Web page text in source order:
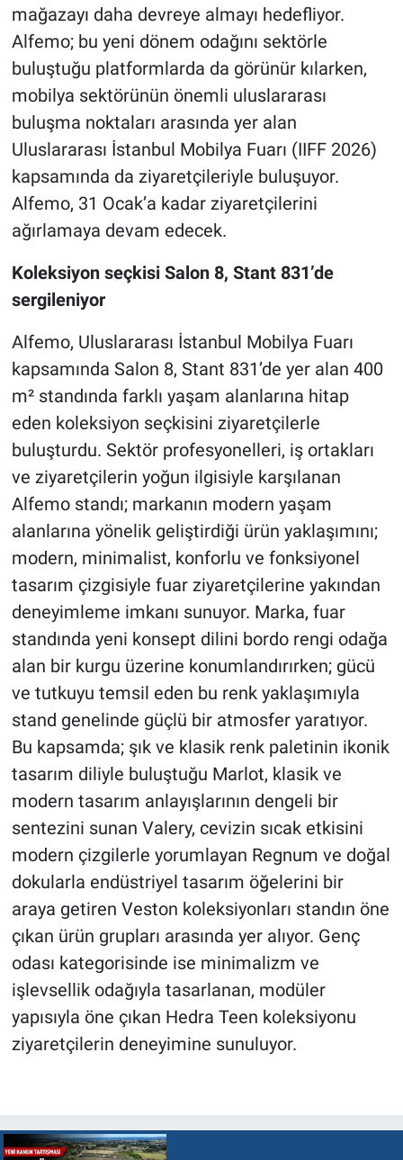
mağazayı daha devreye almayı hedefliyor.
Alfemo; bu yeni dönem odağını sektörle
buluştuğu platformlarda da görünür kılarken,
mobilya sektörünün önemli uluslararası
buluşma noktaları arasında yer alan
Uluslararası İstanbul Mobilya Fuarı (IIFF 2026)
kapsamında da ziyaretçileriyle buluşuyor.
Alfemo, 31 Ocak’a kadar ziyaretçilerini
ağırlamaya devam edecek.
Koleksiyon seçkisi Salon 8, Stant 831’de
sergileniyor
Alfemo, Uluslararası İstanbul Mobilya Fuarı
kapsamında Salon 8, Stant 831’de yer alan 400
m² standında farklı yaşam alanlarına hitap
eden koleksiyon seçkisini ziyaretçilerle
buluşturdu. Sektör profesyonelleri, iş ortakları
ve ziyaretçilerin yoğun ilgisiyle karşılanan
Alfemo standı; markanın modern yaşam
alanlarına yönelik geliştirdiği ürün yaklaşımını;
modern, minimalist, konforlu ve fonksiyonel
tasarım çizgisiyle fuar ziyaretçilerine yakından
deneyimleme imkanı sunuyor. Marka, fuar
standında yeni konsept dilini bordo rengi odağa
alan bir kurgu üzerine konumlandırırken; gücü
ve tutkuyu temsil eden bu renk yaklaşımıyla
stand genelinde güçlü bir atmosfer yaratıyor.
Bu kapsamda; şık ve klasik renk paletinin ikonik
tasarım diliyle buluştuğu Marlot, klasik ve
modern tasarım anlayışlarının dengeli bir
sentezini sunan Valery, cevizin sıcak etkisini
modern çizgilerle yorumlayan Regnum ve doğal
dokularla endüstriyel tasarım öğelerini bir
araya getiren Veston koleksiyonları standın öne
çıkan ürün grupları arasında yer alıyor. Genç
odası kategorisinde ise minimalizm ve
işlevsellik odağıyla tasarlanan, modüler
yapısıyla öne çıkan Hedra Teen koleksiyonu
ziyaretçilerin deneyimine sunuluyor.